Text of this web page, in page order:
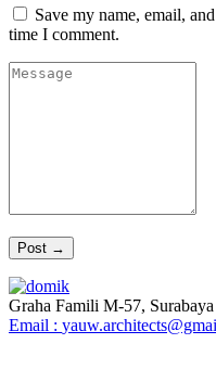
Save my name, email,
time I comment.
Graha Famili M-57,
Email :